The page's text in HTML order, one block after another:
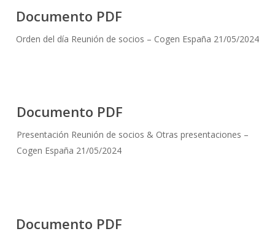
Documento PDF
Orden del día Reunión de socios – Cogen España 21/05/2024
Documento PDF
Presentación Reunión de socios & Otras presentaciones –
Cogen España 21/05/2024
Documento PDF